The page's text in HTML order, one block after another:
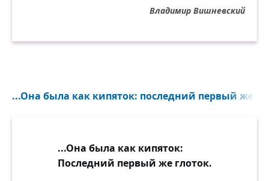
Владимир Вишневский
...Она была как кипяток: последний первый же
...Она была как кипяток:
Последний первый же глоток.